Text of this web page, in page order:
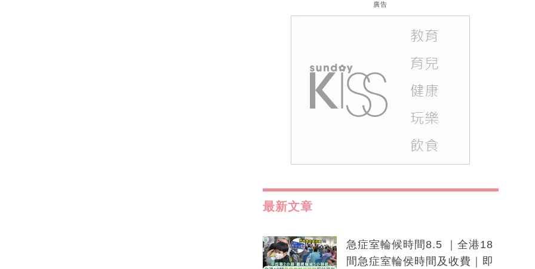
廣告
最新文章
急症室輪候時間8.5 ｜全港18
間急症室輪侯時間及收費｜即